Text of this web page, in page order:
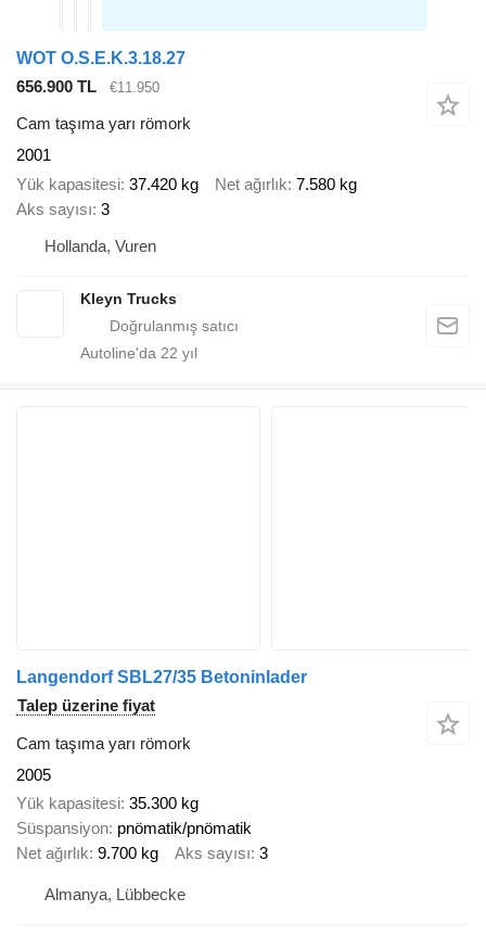
WOT O.S.E.K.3.18.27
656.900 TL
€11.950
Cam taşıma yarı römork
2001
Yük kapasitesi 37.420 kg Net ağırlık 7.580 kg
Aks sayısı 3
Hollanda, Vuren
Kleyn Trucks
Autoline'da 22 yıl
Langendorf SBL27/35 Betoninlader
Talep üzerine fiyat
Cam taşıma yarı römork
2005
Yük kapasitesi 35.300 kg
Süspansiyon pnömatik/pnömatik
Net ağırlık 9.700 kg Aks sayısı 3
Almanya, Lübbecke